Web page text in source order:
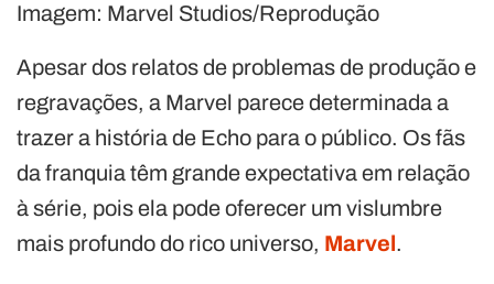
Imagem: Marvel Studios/Reprodução
Apesar dos relatos de problemas de produção e
regravações, a Marvel parece determinada a
trazer a história de Echo para o público. Os fãs
da franquia têm grande expectativa em relação
à série, pois ela pode oferecer um vislumbre
mais profundo do rico universo, Marvel.